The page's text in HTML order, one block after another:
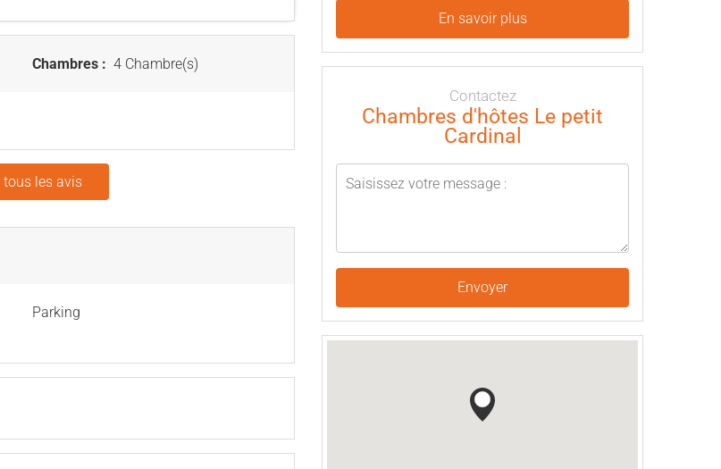
Chambres : 4 Chambre(s)
tous les avis
Parking
En savoir plus
Contactez
Chambres d'hôtes Le petit
Cardinal
Envoyer